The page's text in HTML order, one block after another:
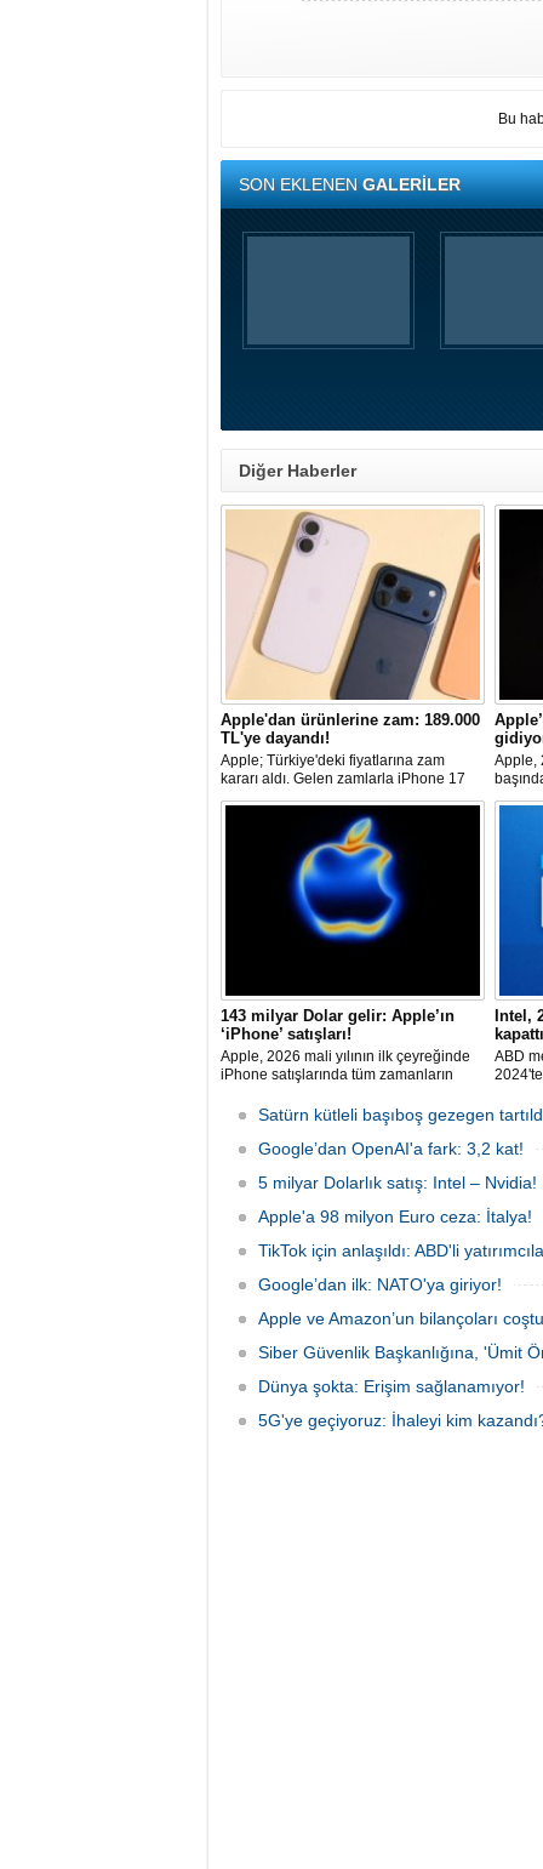
Bu
SON EKLENENGALERİLER
Diğer Haberler
Apple'dan ürünlerine zam: 189.000
TL'ye dayandı!
Apple; Türkiye'deki fiyatlarına zam
kararı aldı. Gelen zamlarla iPhone 17
serisinin giriş modeli; 60.000 TL'ye
dayanırken, Pro Max 189.000 TL
sınırına ulaştı. Fiyat artışları AirPods ve
diğer Apple ürünlerine de yansıdı.
Apple,
143 milyar Dolar gelir: Apple’ın
‘iPhone’ satışları!
Apple, 2026 mali yılının ilk çeyreğinde
iPhone satışlarında tüm zamanların
milyar Dolar'a yükseldi.
Intel,
ABD
Satürn kütleli başıboş gezegen
Google’dan OpenAI'a fark: 3,2 kat!
5 milyar Dolarlık satış: Intel – Nvidia!
Apple'a 98 milyon Euro ceza: İtalya!
TikTok için anlaşıldı: ABD'li
Google’dan ilk: NATO'ya giriyor!
Apple ve Amazon’un bilançoları
Siber Güvenlik Başkanlığına, 'Ümit
Dünya şokta: Erişim sağlanamıyor!
5G'ye geçiyoruz: İhaleyi kim